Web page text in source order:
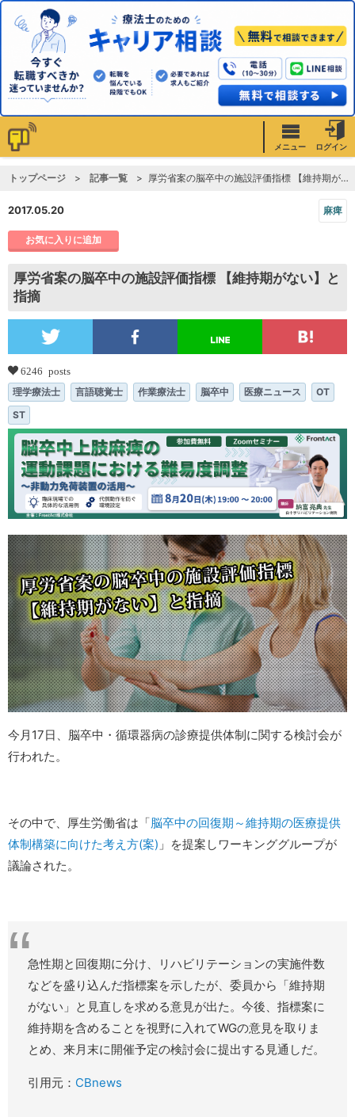
メニュー ログイン
トップページ 記事一覧 厚労省案の脳卒中の施設評価指標 【維持期がない】と指摘
2017.05.20 麻痺
お気に入りに追加
厚労省案の脳卒中の施設評価指標 【維持期がない】と
指摘
6246 posts
理学療法士 言語聴覚士 作業療法士 脳卒中 医療ニュース
OT
ST
今月17日、脳卒中・循環器病の診療提供体制に関する検討会が
行われた。
その中で、厚生労働省は「脳卒中の回復期～維持期の医療提供
体制構築に向けた考え方(案) 」を提案しワーキンググループが
議論された。
急性期と回復期に分け、リハビリテーションの実施件数
などを盛り込んだ指標案を示したが、委員から「維持期
がない」と見直しを求める意見が出た。今後、指標案に
維持期を含めることを視野に入れてWGの意見を取りま
とめ、来月末に開催予定の検討会に提出する見通しだ。
引用元： CBnews